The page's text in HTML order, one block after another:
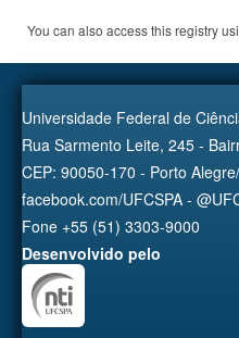
You can also access this registry
Universidade Federal de
Rua Sarmento Leite, 245 -
CEP: 90050-170 - Porto
facebook.com/UFCSPA -
Fone +55 (51) 3303-9000
Desenvolvido pelo